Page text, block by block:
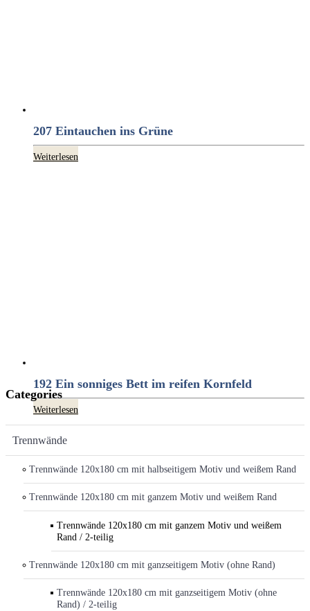
207 Eintauchen ins Grüne
Weiterlesen
192 Ein sonniges Bett im reifen Kornfeld
Weiterlesen
Categories
Trennwände
Trennwände 120x180 cm mit halbseitigem Motiv und weißem Rand
Trennwände 120x180 cm mit ganzem Motiv und weißem Rand
Trennwände 120x180 cm mit ganzem Motiv und weißem
Rand / 2-teilig
Trennwände 120x180 cm mit ganzseitigem Motiv (ohne Rand)
Trennwände 120x180 cm mit ganzseitigem Motiv (ohne
Rand) / 2-teilig